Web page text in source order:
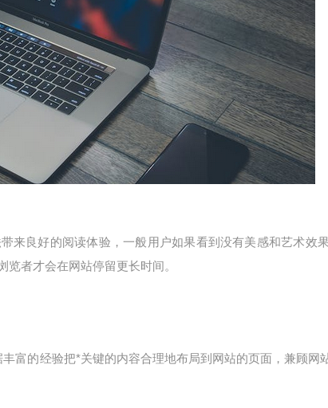
良好的阅读体验，一般用户如果看到没有美感和艺术效
览者才会在网站停留更长时间。
富的经验把*关键的内容合理地布局到网站的页面，兼顾网